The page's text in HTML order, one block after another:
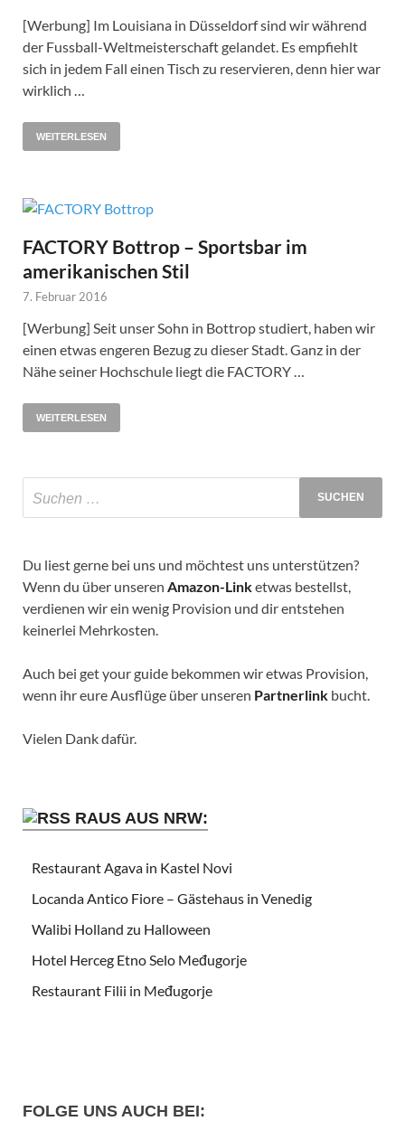
[Werbung] Im Louisiana in Düsseldorf sind wir während
der Fussball-Weltmeisterschaft gelandet. Es empfiehlt
sich in jedem Fall einen Tisch zu reservieren, denn hier war
wirklich …
WEITERLESEN
FACTORY Bottrop – Sportsbar im
amerikanischen Stil
7. Februar 2016
[Werbung] Seit unser Sohn in Bottrop studiert, haben wir
einen etwas engeren Bezug zu dieser Stadt. Ganz in der
Nähe seiner Hochschule liegt die FACTORY …
WEITERLESEN
Du liest gerne bei uns und möchtest uns unterstützen?
Wenn du über unseren Amazon-Linketwas bestellst,
verdienen wir ein wenig Provision und dir entstehen
keinerlei Mehrkosten.
Auch bei get your guide bekommen wir etwas Provision,
wenn ihr eure Ausflüge über unseren Partnerlink bucht.
Vielen Dank dafür.
RAUS AUS NRW:
Restaurant Agava in Kastel Novi
Locanda Antico Fiore – Gästehaus in Venedig
Walibi Holland zu Halloween
Hotel Herceg Etno Selo Međugorje
Restaurant Filii in Međugorje
FOLGE UNS AUCH BEI: